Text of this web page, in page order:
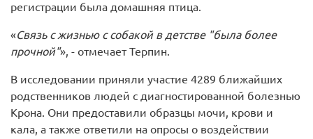
регистрации была домашняя птица.
«Связь с жизнью с собакой в детстве "была более
прочной"», - отмечает Терпин.
В исследовании приняли участие 4289 ближайших
родственников людей с диагностированной болезнью
Крона. Они предоставили образцы мочи, крови и
кала, а также ответили на опросы о воздействии